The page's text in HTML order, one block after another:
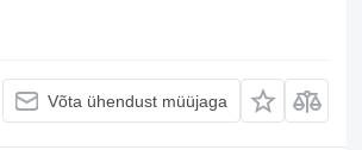
Võta ühendust müüjaga